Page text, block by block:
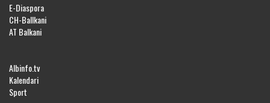
E-Diaspora
CH-Ballkani
AT Balkani
Albinfo.tv
Kalendari
Sport